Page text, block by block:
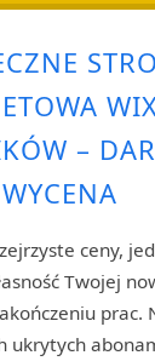
–
WYCENA
ceny,
Twojej
prac.
ukrytych